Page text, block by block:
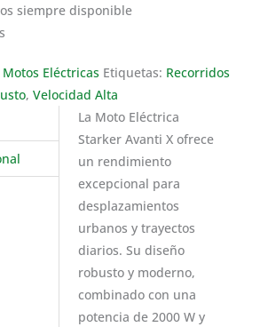
siempre disponible
Motos Eléctricas Etiquetas: Recorridos
,Velocidad Alta
La Moto Eléctrica
Starker Avanti X ofrece
un rendimiento
excepcional para
desplazamientos
urbanos y trayectos
diarios. Su diseño
robusto y moderno,
combinado con una
potencia de 2000 W y